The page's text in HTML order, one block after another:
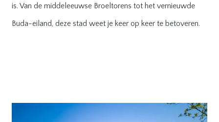
is. Van de middeleeuwse Broeltorens tot het vernieuwde
Buda-eiland, deze stad weet je keer op keer te betoveren.